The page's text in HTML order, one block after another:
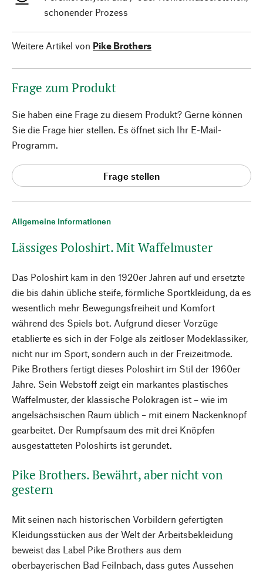
Allgemeine Informationen
Lässiges Poloshirt. Mit Waffelmuster
Das Poloshirt kam in den 1920er Jahren auf und ersetzte
die bis dahin übliche steife, förmliche Sportkleidung, da es
wesentlich mehr Bewegungsfreiheit und Komfort
während des Spiels bot. Aufgrund dieser Vorzüge
etablierte es sich in der Folge als zeitloser Modeklassiker,
nicht nur im Sport, sondern auch in der Freizeitmode.
Pike Brothers fertigt dieses Poloshirt im Stil der 1960er
Jahre. Sein Webstoff zeigt ein markantes plastisches
Waffelmuster, der klassische Polokragen ist – wie im
angelsächsischen Raum üblich – mit einem Nackenknopf
gearbeitet. Der Rumpfsaum des mit drei Knöpfen
ausgestatteten Poloshirts ist gerundet.
Pike Brothers. Bewährt, aber nicht von
gestern
Mit seinen nach historischen Vorbildern gefertigten
Kleidungsstücken aus der Welt der Arbeitsbekleidung
beweist das Label Pike Brothers aus dem
oberbayerischen Bad Feilnbach, dass gutes Aussehen
schonender Prozess
Weitere Artikel von Pike Brothers
Frage zum Produkt
Sie haben eine Frage zu diesem Produkt? Gerne können
Sie die Frage hier stellen. Es öffnet sich Ihr E-Mail-
Programm.
Frage stellen